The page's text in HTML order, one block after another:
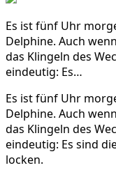
Es ist fünf Uhr
Delphine. Auch
das Klingeln des
eindeutig: Es…
Es ist fünf Uhr
Delphine. Auch
das Klingeln des
eindeutig: Es sind
locken.